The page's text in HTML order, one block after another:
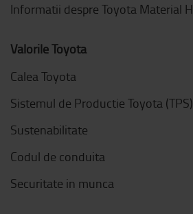
Informatii despre Toyota Material
Valorile Toyota
Calea Toyota
Sistemul de Productie Toyota (TPS)
Sustenabilitate
Codul de conduita
Securitate in munca